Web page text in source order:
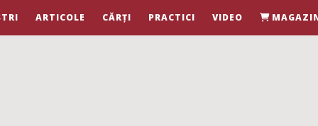
ARTICOLE CĂRȚI PRACTICI VIDEO